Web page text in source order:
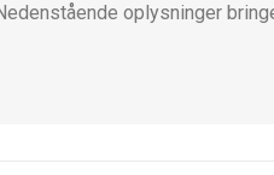
oplysninger